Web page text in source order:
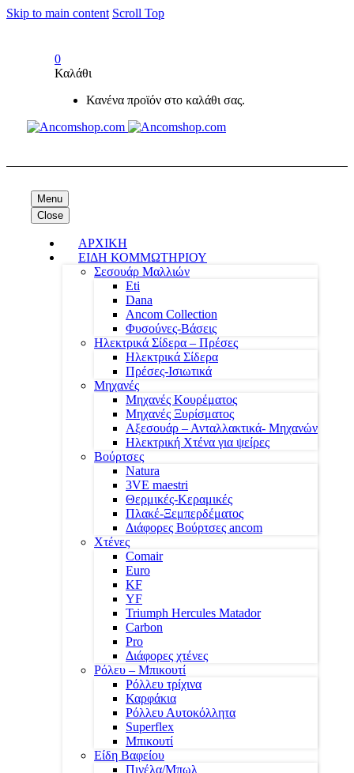
Skip to main content Scroll Top
0
Καλάθι
Κανένα προϊόν στο καλάθι σας.
Menu
Close
ΑΡΧΙΚΗ
ΕΙΔΗ ΚΟΜΜΩΤΗΡΙΟΥ
Σεσουάρ Μαλλιών
Eti
Dana
Ancom Collection
Φυσούνες-Βάσεις
Ηλεκτρικά Σίδερα – Πρέσες
Ηλεκτρικά Σίδερα
Πρέσες-Ισιωτικά
Μηχανές
Μηχανές Κουρέματος
Μηχανές Ξυρίσματος
Αξεσουάρ – Ανταλλακτικά- Μηχανών
Ηλεκτρική Χτένα για ψείρες
Βούρτσες
Natura
3VE maestri
Θερμικές-Κεραμικές
Πλακέ-Ξεμπερδέματος
Διάφορες Βούρτσες ancom
Χτένες
Comair
Euro
KF
YF
Triumph Hercules Matador
Carbon
Pro
Διάφορες χτένες
Ρόλευ – Μπικουτί
Ρόλλευ τρίχινα
Καρφάκια
Ρόλλευ Αυτοκόλλητα
Superflex
Μπικουτί
Είδη Βαφείου
Πινέλα/Μπωλ